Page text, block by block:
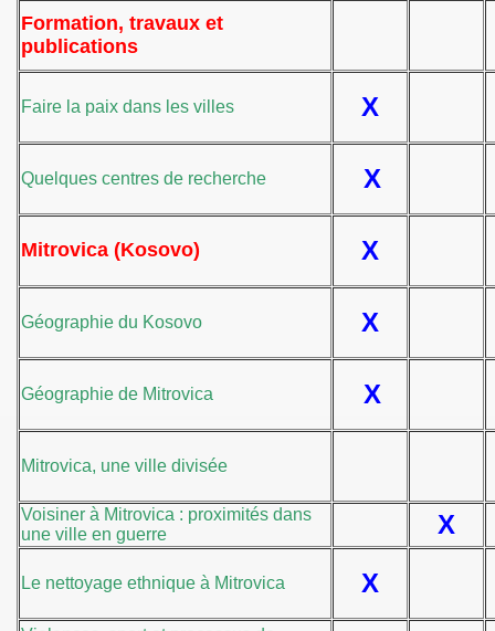
Formation, travaux et
publications
Faire la paix dans les villes X
Quelques centres de recherche X
Mitrovica (Kosovo) X
Géographie du Kosovo X
Géographie de Mitrovica X
Mitrovica, une ville divisée
Voisiner à Mitrovica : proximités dans
une ville en guerre
X
Le nettoyage ethnique à Mitrovica X
en ex-Yougoslavie